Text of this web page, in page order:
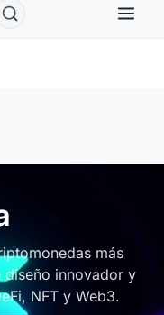
USDT ↑0.00%
más
innovador y
NFT y Web3.